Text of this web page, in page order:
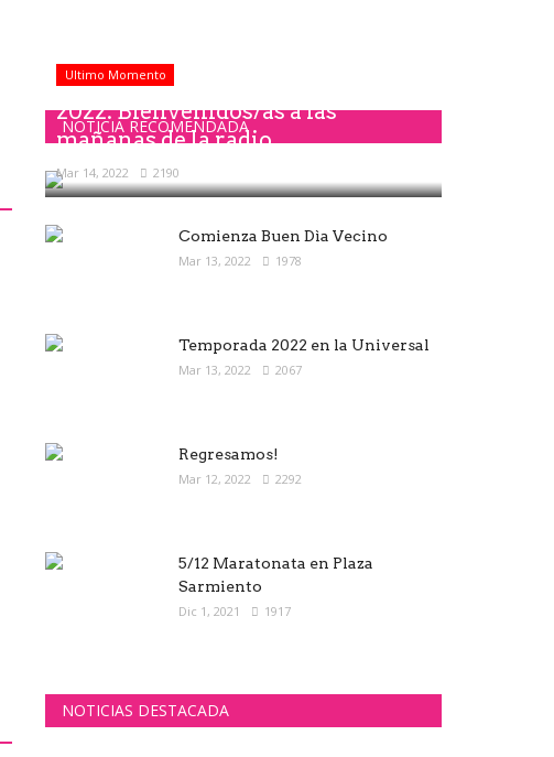
NOTICIA RECOMENDADA
Ultimo Momento
2022: Bienvenidos/as a las
mañanas de la radio
Mar 14, 2022 2190
Comienza Buen Dìa Vecino
Mar 13, 2022 1978
Temporada 2022 en la Universal
Mar 13, 2022 2067
Regresamos!
Mar 12, 2022 2292
5/12 Maratonata en Plaza
Sarmiento
Dic 1, 2021 1917
NOTICIAS DESTACADA